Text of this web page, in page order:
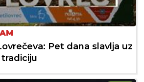
Pet dana slavlja uz